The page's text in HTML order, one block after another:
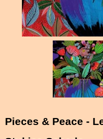
Pieces & Peace -